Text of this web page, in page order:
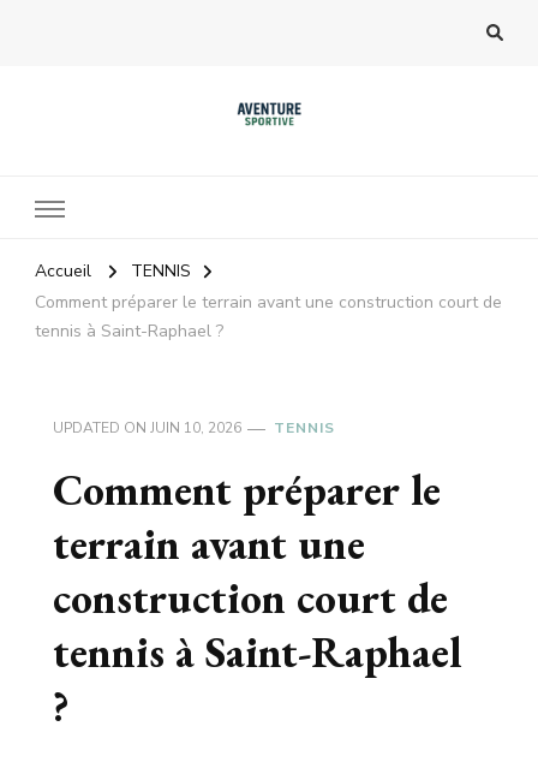
Accueil
TENNIS
Comment préparer le terrain avant une construction court de
tennis à Saint-Raphael ?
UPDATED ON JUIN 10, 2026 TENNIS
Comment préparer le
terrain avant une
construction court de
tennis à Saint-Raphael
?